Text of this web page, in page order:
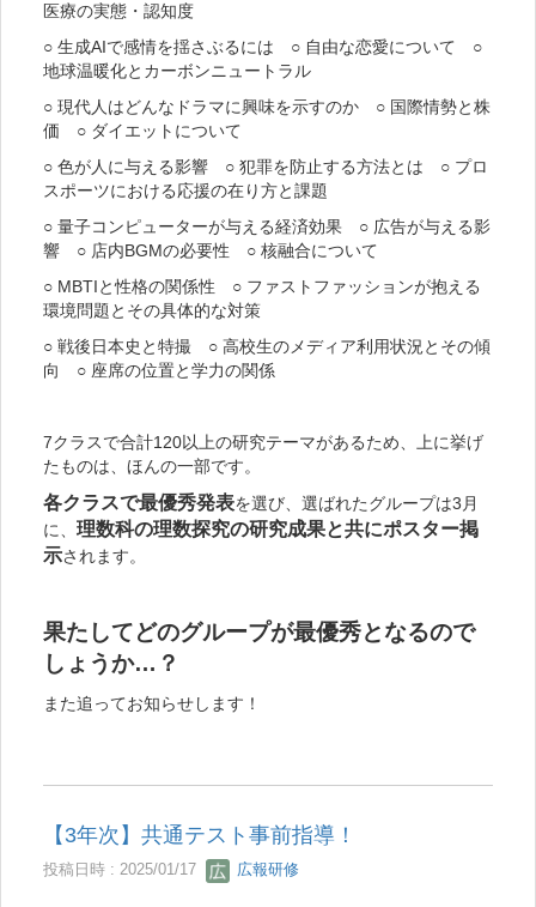
医療の実態・認知度
○ 生成AIで感情を揺さぶるには ○ 自由な恋愛について ○
地球温暖化とカーボンニュートラル
○ 現代人はどんなドラマに興味を示すのか ○ 国際情勢と株
価 ○ ダイエットについて
○ 色が人に与える影響 ○ 犯罪を防止する方法とは ○ プロ
スポーツにおける応援の在り方と課題
○ 量子コンピューターが与える経済効果 ○ 広告が与える影
響 ○ 店内BGMの必要性 ○ 核融合について
○ MBTIと性格の関係性 ○ ファストファッションが抱える
環境問題とその具体的な対策
○ 戦後日本史と特撮 ○ 高校生のメディア利用状況とその傾
向 ○ 座席の位置と学力の関係
7クラスで合計120以上の研究テーマがあるため、上に挙げ
たものは、ほんの一部です。
各クラスで最優秀発表を選び、選ばれたグループは3月
に、 理数科の理数探究の研究成果と共にポスター掲
示されます。
果たしてどのグループが最優秀となるので
しょうか…？
また追ってお知らせします！
【3年次】共通テスト事前指導！
投稿日時 : 2025/01/17 広報研修